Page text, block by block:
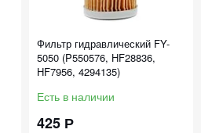
Фильтр гидравлический FY-
5050 (P550576, HF28836,
HF7956, 4294135)
Есть в наличии
425 Р